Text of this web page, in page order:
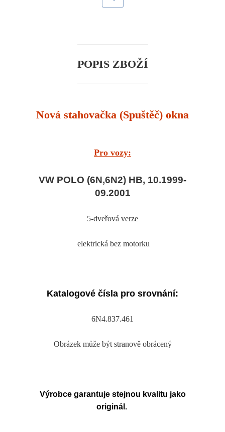
POPIS ZBOŽÍ
Nová stahovačka (Spuštěč) okna
Pro vozy:
VW POLO (6N,6N2) HB, 10.1999-
09.2001
5-dveřová verze
elektrická bez motorku
Katalogové čísla pro srovnání:
6N4.837.461
Obrázek může být stranově obrácený
Výrobce garantuje stejnou kvalitu jako
originál.